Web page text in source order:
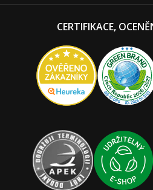
CERTIFIKACE,